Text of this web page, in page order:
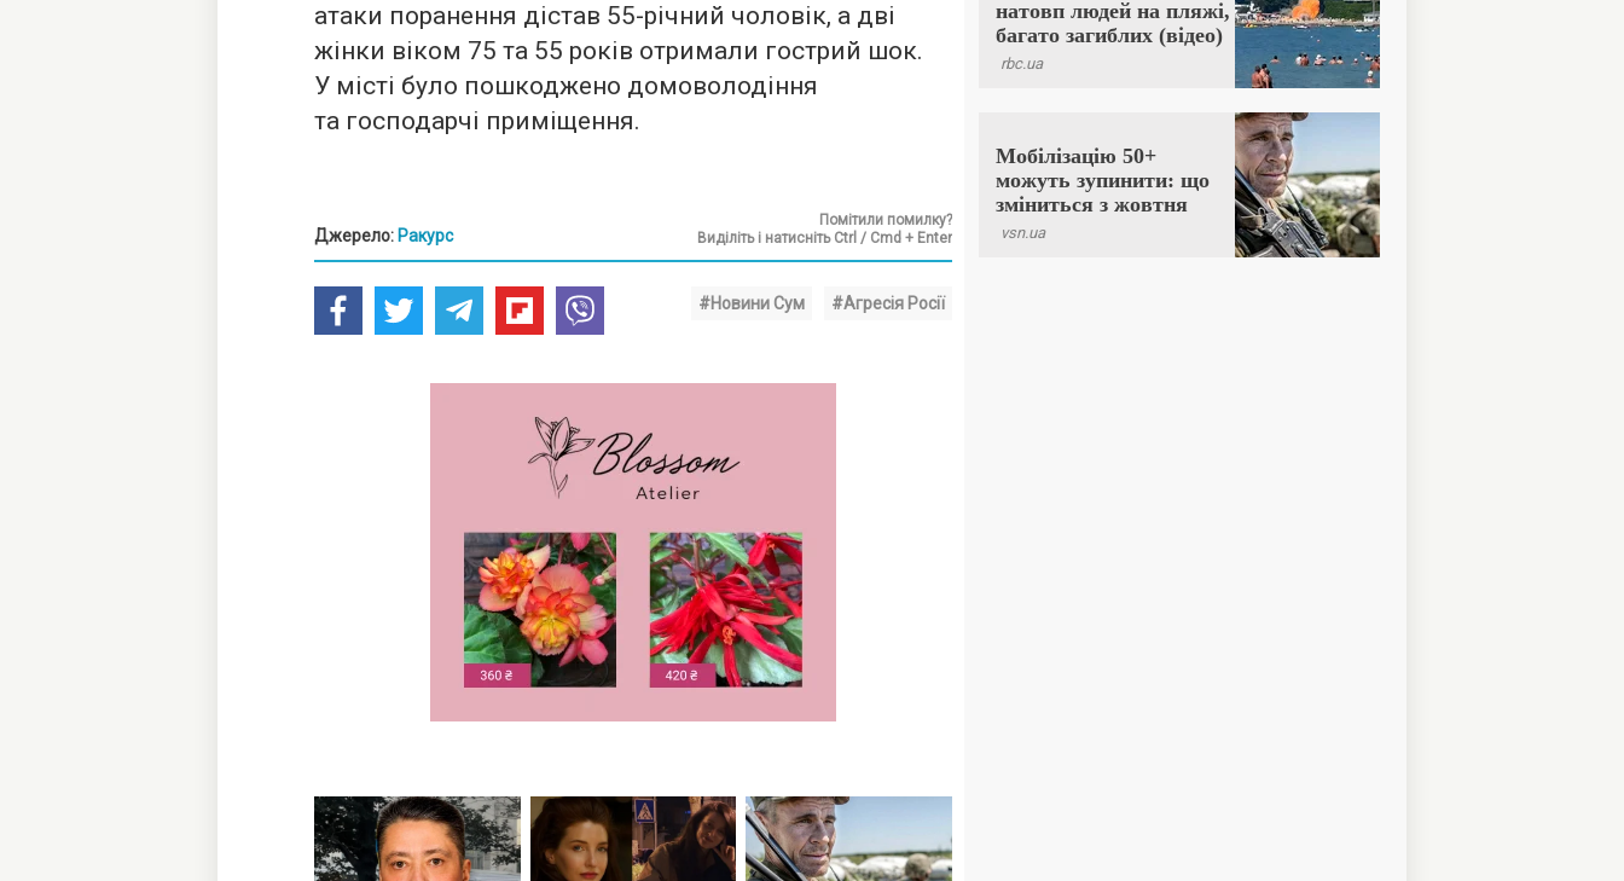
атаки поранення дістав 55-річний чоловік, а дві
жінки віком 75 та 55 років отримали гострий шок.
У місті було пошкоджено домоволодіння
та господарчі приміщення.
Джерело: Ракурс
Помітили помилку?
Виділіть і натисніть Ctrl / Cmd + Enter
#Новини Сум #Агресія Росії